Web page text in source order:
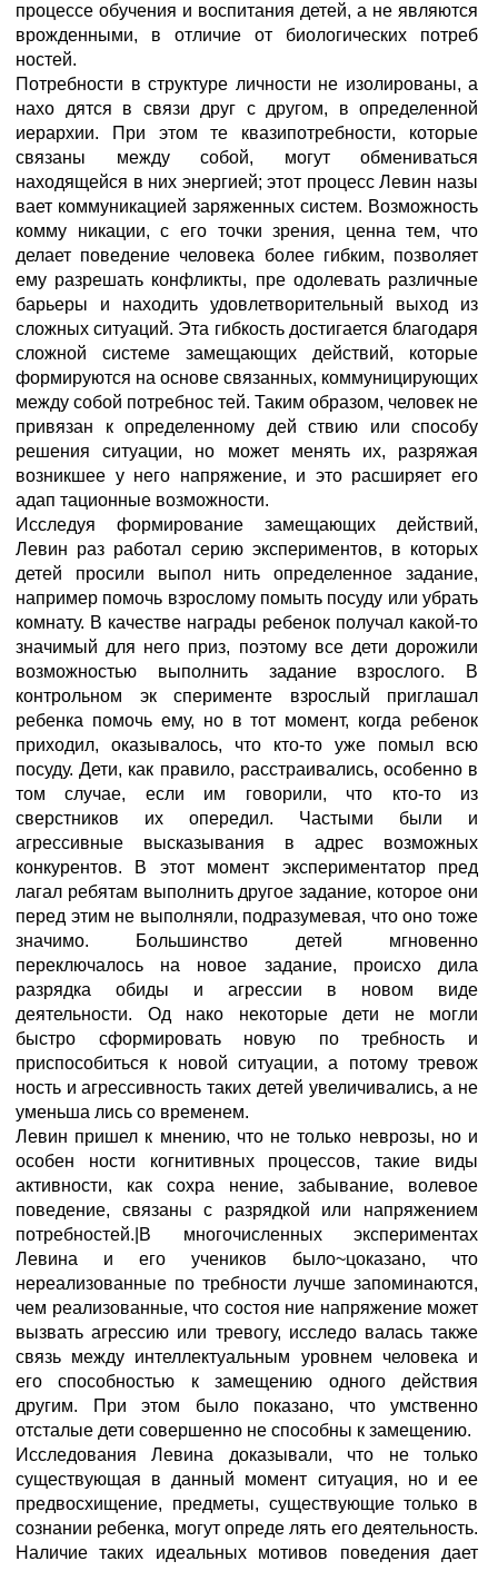
процессе обучения и воспитания детей, а не являются
врожденными, в отличие от биологических потреб
ностей.
Потребности в структуре личности не изолированы, а
нахо дятся в связи друг с другом, в определенной
иерархии. При этом те квазипотребности, которые
связаны между собой, могут обмениваться
находящейся в них энергией; этот процесс Левин назы
вает коммуникацией заряженных систем. Возможность
комму никации, с его точки зрения, ценна тем, что
делает поведение человека более гибким, позволяет
ему разрешать конфликты, пре одолевать различные
барьеры и находить удовлетворительный выход из
сложных ситуаций. Эта гибкость достигается благодаря
сложной системе замещающих действий, которые
формируются на основе связанных, коммуницирующих
между собой потребнос тей. Таким образом, человек не
привязан к определенному дей ствию или способу
решения ситуации, но может менять их, разряжая
возникшее у него напряжение, и это расширяет его
адап тационные возможности.
Исследуя формирование замещающих действий,
Левин раз работал серию экспериментов, в которых
детей просили выпол нить определенное задание,
например помочь взрослому помыть посуду или убрать
комнату. В качестве награды ребенок получал какой-то
значимый для него приз, поэтому все дети дорожили
возможностью выполнить задание взрослого. В
контрольном эк сперименте взрослый приглашал
ребенка помочь ему, но в тот момент, когда ребенок
приходил, оказывалось, что кто-то уже помыл всю
посуду. Дети, как правило, расстраивались, особенно в
том случае, если им говорили, что кто-то из
сверстников их опередил. Частыми были и
агрессивные высказывания в адрес возможных
конкурентов. В этот момент экспериментатор пред
лагал ребятам выполнить другое задание, которое они
перед этим не выполняли, подразумевая, что оно тоже
значимо. Большинство детей мгновенно
переключалось на новое задание, происхо дила
разрядка обиды и агрессии в новом виде
деятельности. Од нако некоторые дети не могли
быстро сформировать новую по требность и
приспособиться к новой ситуации, а потому тревож
ность и агрессивность таких детей увеличивались, а не
уменьша лись со временем.
Левин пришел к мнению, что не только неврозы, но и
особен ности когнитивных процессов, такие виды
активности, как сохра нение, забывание, волевое
поведение, связаны с разрядкой или напряжением
потребностей.|В многочисленных экспериментах
Левина и его учеников было~цоказано, что
нереализованные по требности лучше запоминаются,
чем реализованные, что состоя ние напряжение может
вызвать агрессию или тревогу, исследо валась также
связь между интеллектуальным уровнем человека и
его способностью к замещению одного действия
другим. При этом было показано, что умственно
отсталые дети совершенно не способны к замещению.
Исследования Левина доказывали, что не только
существующая в данный момент ситуация, но и ее
предвосхищение, предметы, существующие только в
сознании ребенка, могут опреде лять его деятельность.
Наличие таких идеальных мотивов поведения дает